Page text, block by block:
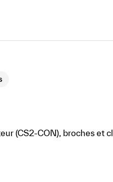
(CS2-CON), broches et